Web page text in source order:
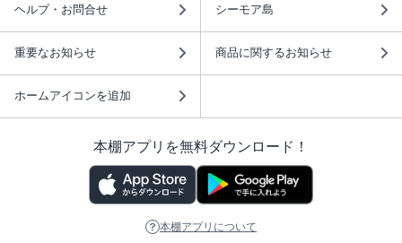
ヘルプ・お問合せ シーモア島
重要なお知らせ 商品に関するお知らせ
ホームアイコンを追加
本棚アプリを無料ダウンロード！
本棚アプリについて